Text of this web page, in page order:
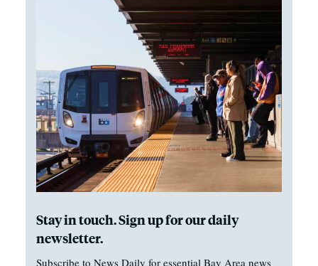
Stay in touch. Sign up for our daily
newsletter.
Subscribe to News Daily for essential Bay Area news